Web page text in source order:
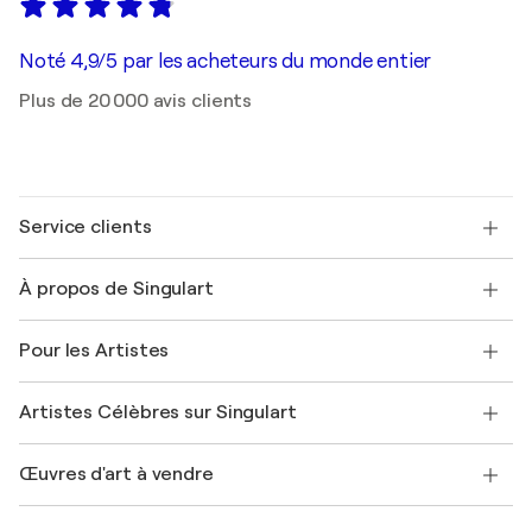
Noté 4,9/5 par les acheteurs du monde entier
Plus de 20 000 avis clients
Service clients
Expédition
Offrir une carte cadeau
Rejoignez notre programme commercial
Mon compte
+33 1 76 44 06 42
À propos de Singulart
FAQ
Magazine Singulart
Emplois
Découvrez une sélection d'art original
Pour les Artistes
Se connecter en tant qu'Artiste
Artistes Célèbres sur Singulart
Marc Chagall
Œuvres d'art à vendre